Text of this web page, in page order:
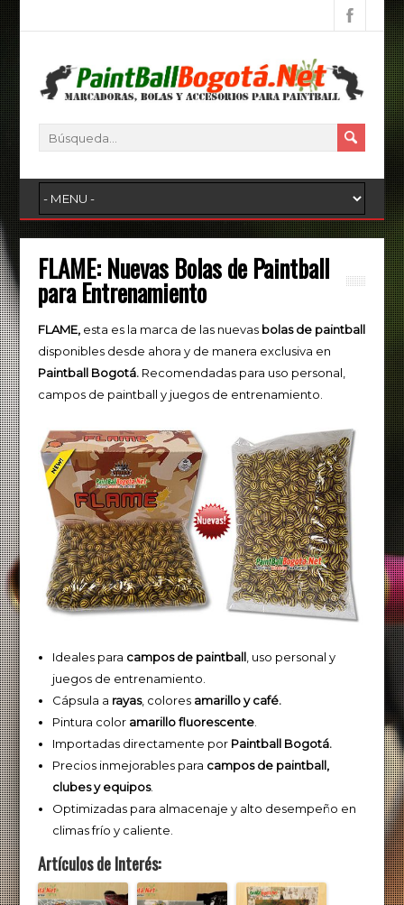
FLAME: Nuevas Bolas de Paintball
para Entrenamiento
FLAME, esta es la marca de las nuevas bolas de paintball
disponibles desde ahora y de manera exclusiva en
Paintball Bogotá. Recomendadas para uso personal,
campos de paintball y juegos de entrenamiento.
Ideales para campos de paintball, uso personal y
juegos de entrenamiento.
Cápsula a rayas, colores amarillo y café.
Pintura color amarillo fluorescente.
Importadas directamente por Paintball Bogotá.
Precios inmejorables para campos de paintball,
clubes y equipos.
Optimizadas para almacenaje y alto desempeño en
climas frío y caliente.
Artículos de Interés: